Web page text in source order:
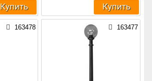
Купить Купить
163478 163477